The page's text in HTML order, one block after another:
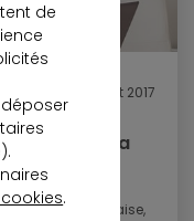
2 août 2017
soutient la
française,
de
.